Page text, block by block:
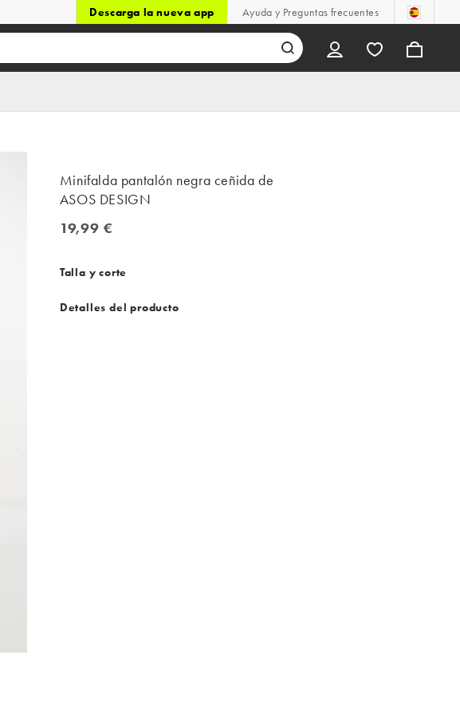
Descarga la nueva app Ayuda y Preguntas frecuentes
Minifalda pantalón negra ceñida de
ASOS DESIGN
19,99 €
19,99 €
Talla y corte
Detalles del producto